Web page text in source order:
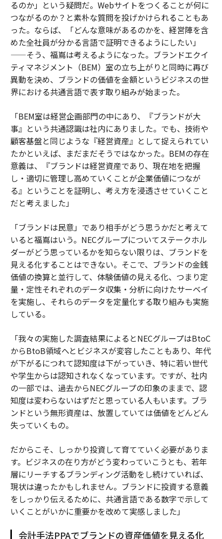
るのか」という疑問だ。Webサイトをつくることが何に
つながるのか？と素朴な質問を投げかけられることもあ
った。ならば、「どんな意味があるのかを、経営陣を含
めた全社員が分かる言語で証明できるようにしたい」
——そう、福嶌は考えるようになった。ブランドエクイ
ティマネジメント（BEM）室の立ち上がりと同時に再び
異動を決め、ブランドの価値を金額というビジネスの世
界における共通言語で表す取り組みが始まった。
「BEM室は経営企画部門の中にあり、『ブランドが大
事』という共通認識は社内にありました。でも、技術や
顧客基盤と同じような『経営資産』として捉えられてい
たかといえば、まだまだそうではなかった。BEMの存在
意義は、『ブランドは経営資産であり、現在地を把握
し・適切に管理し高めていくことが企業価値につなが
る』ということを証明し、考え方を浸透させていくこと
だと考えました」
「ブランドは民意」であり相手がどう思うかだと考えて
いると福嶌はいう。NECグループについてステークホル
ダーがどう思っているかを知らない限りは、ブランドを
見える化することはできない。そこで、ブランドの金銭
価値の換算と並行して、体験価値の見える化、つまり定
量・定性それぞれのデータ収集・分析に向けたサーベイ
を実施し、それらのデータを定量化する取り組みも実施
している。
「我々の実施した調査結果によるとNECグループはBtoC
からBtoB領域へとビジネスが変容したこともあり、年代
が下がるにつれて認知度は下がっていき、特に若い世代
や学生からは認知されなくなっています。ですが、社内
の一部では、過去からNECグループの印象のままで、認
知度は変わらないはずだと思っている人もいます。ブラ
ンドという無形資産は、放置していては価値をどんどん
失っていくもの。
だからこそ、しっかり投資して育てていく必要がありま
す。ビジネスの在り方がどう変わっていこうとも、若年
層にリーチするブランディング活動をし続けていれば、
現状は違ったかもしれません。ブランドに投資する意義
をしっかり伝えるために、共通言語である数字で示して
いくことがいかに重要かを改めて実感しました」
会計手法PPAでブランドの資産価値を見える化